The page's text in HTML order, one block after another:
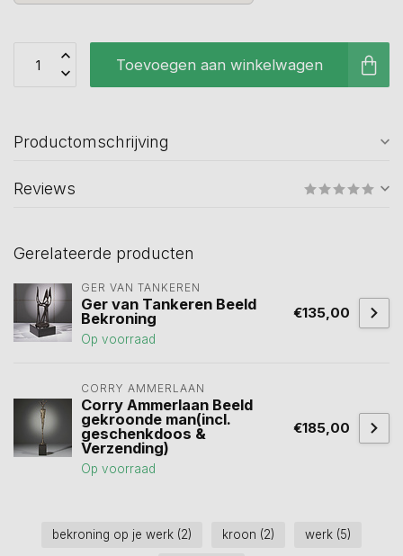
Toevoegen aan winkelwagen
Productomschrijving
Reviews
Gerelateerde producten
GER VAN TANKEREN
Ger van Tankeren Beeld
Bekroning
Op voorraad
€135,00
CORRY AMMERLAAN
Corry Ammerlaan Beeld
gekroonde man(incl.
geschenkdoos &
Verzending)
Op voorraad
€185,00
bekroning op je werk (2) kroon (2) werk (5)